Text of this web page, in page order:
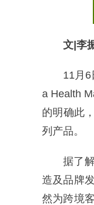
文|李
11月
a Health
的明确此
列产品。
据了
造及品牌
然为跨境